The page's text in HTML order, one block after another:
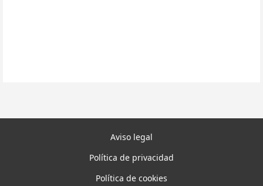
Aviso legal
Política de privacidad
Política de cookies